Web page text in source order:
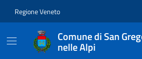
Regione Veneto
Comune di San
nelle Alpi